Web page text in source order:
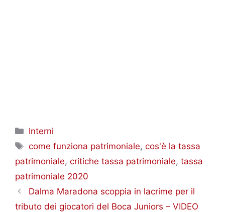
Categorie
Interni
Tag
come funziona patrimoniale,cos'è la tassa
patrimoniale, critiche tassa patrimoniale, tassa
patrimoniale 2020
Dalma Maradona scoppia in lacrime per il
tributo dei giocatori del Boca Juniors – VIDEO